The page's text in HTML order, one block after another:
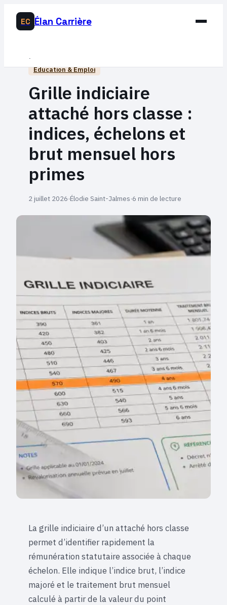
EC Élan Carrière
Business
Éducation & Emploi
Éducation & Emploi
Grille indiciaire
attaché hors classe :
indices, échelons et
brut mensuel hors
primes
2 juillet 2026·Élodie Saint-Jalmes·6 min de lecture
La grille indiciaire d’un attaché hors classe
permet d’identifier rapidement la
rémunération statutaire associée à chaque
échelon. Elle indique l’indice brut, l’indice
majoré et le traitement brut mensuel
calculé à partir de la valeur du point